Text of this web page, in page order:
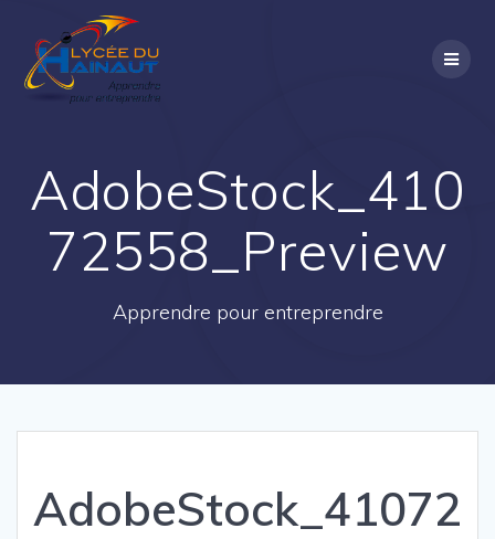
AdobeStock_410
72558_Preview
Apprendre pour entreprendre
AdobeStock_41072